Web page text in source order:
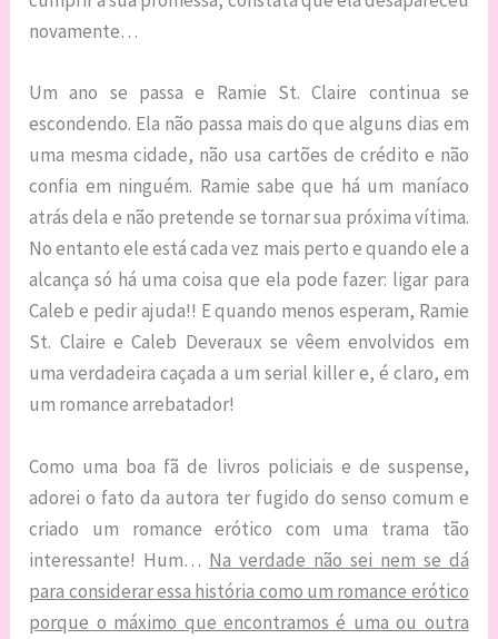
novamente…
Um ano se passa e Ramie St. Claire continua se
escondendo. Ela não passa mais do que alguns dias em
uma mesma cidade, não usa cartões de crédito e não
confia em ninguém. Ramie sabe que há um maníaco
atrás dela e não pretende se tornar sua próxima vítima.
No entanto ele está cada vez mais perto e quando ele a
alcança só há uma coisa que ela pode fazer: ligar para
Caleb e pedir ajuda!! E quando menos esperam, Ramie
St. Claire e Caleb Deveraux se vêem envolvidos em
uma verdadeira caçada a um serial killer e, é claro, em
um romance arrebatador!
Como uma boa fã de livros policiais e de suspense,
adorei o fato da autora ter fugido do senso comum e
criado um romance erótico com uma trama tão
interessante! Hum… Na verdade não sei nem se dá
para considerar essa história como um romance erótico
porque o máximo que encontramos é uma ou outra